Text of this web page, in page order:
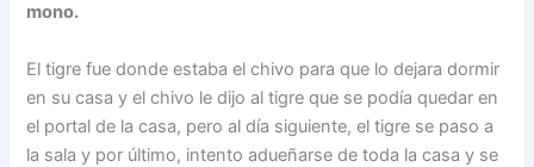
mono.
El tigre fue donde estaba el chivo para que lo dejara dormir
en su casa y el chivo le dijo al tigre que se podía quedar en
el portal de la casa, pero al día siguiente, el tigre se paso a
la sala y por último, intento adueñarse de toda la casa y se